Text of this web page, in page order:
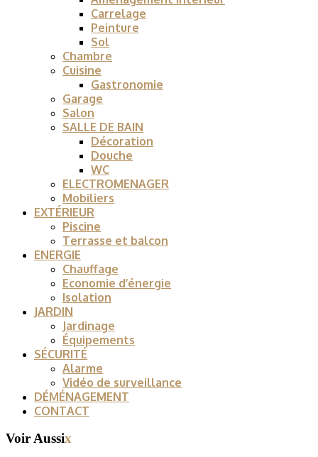
Carrelage
Peinture
Sol
Chambre
Cuisine
Gastronomie
Garage
Salon
SALLE DE BAIN
Décoration
Douche
WC
ELECTROMENAGER
Mobiliers
EXTÉRIEUR
Piscine
Terrasse et balcon
ENERGIE
Chauffage
Economie d’énergie
Isolation
JARDIN
Jardinage
Équipements
SÉCURITÉ
Alarme
Vidéo de surveillance
DÉMÉNAGEMENT
CONTACT
Voir Aussix